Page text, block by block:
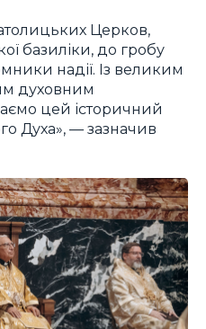
Церков,
базиліки, до гробу
надії. Із великим
духовним
цей історичний
Духа», — зазначив